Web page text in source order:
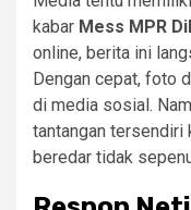
kabar Mess MPR
online, berita ini
Dengan cepat, foto
di media sosial.
tantangan tersendiri
beredar tidak